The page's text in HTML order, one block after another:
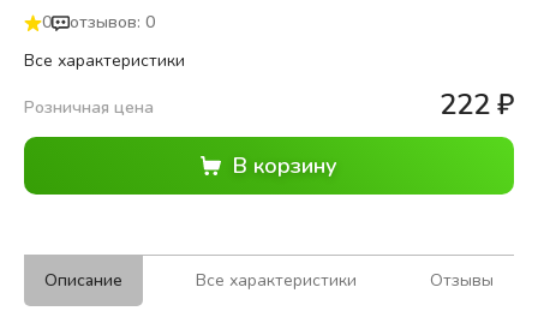
0
отзывов: 0
Все характеристики
Розничная цена 222₽
Описание Все характеристики Отзывы